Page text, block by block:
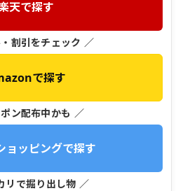
天で探す
割引をチェック ／
で探す
ン配布中かも ／
ョッピングで探す
リで掘り出し物 ／